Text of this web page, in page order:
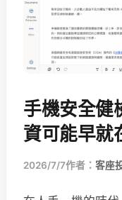
手機安全健
資可能早就
2026/7/7作者： 客座